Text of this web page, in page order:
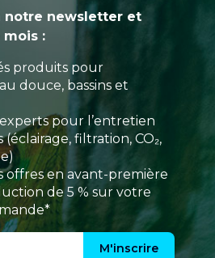
notre newsletter et
:
produits pour
douce, bassins et
pour l’entretien
filtration, CO₂,
offres en avant-première
de 5 % sur votre
M'inscrire